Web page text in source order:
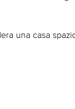
una casa